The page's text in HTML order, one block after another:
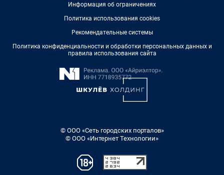
Информация об ограничениях
Политика использования cookies
Рекомендательные системы
Политика конфиденциальности и обработки персональных данных и
правила использования сайта
© ООО «Сеть городских порталов»
© ООО «Интернет Технологии»